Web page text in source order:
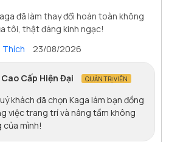
đã làm thay đổi hoàn toàn không
tôi, thật đáng kinh ngạc!
Thích 23/08/2026
Cấp Hiện Đại QUẢN TRỊ VIÊN
khách đã chọn Kaga làm bạn đồng
việc trang trí và nâng tầm không
của mình!